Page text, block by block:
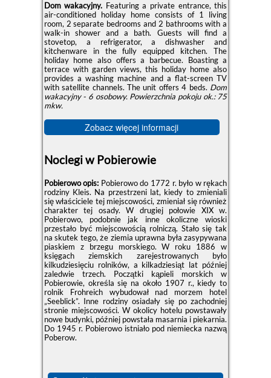
Dom wakacyjny. Featuring a private entrance, this
air-conditioned holiday home consists of 1 living
room, 2 separate bedrooms and 2 bathrooms with a
walk-in shower and a bath. Guests will find a
stovetop, a refrigerator, a dishwasher and
kitchenware in the fully equipped kitchen. The
holiday home also offers a barbecue. Boasting a
terrace with garden views, this holiday home also
provides a washing machine and a flat-screen TV
with satellite channels. The unit offers 4 beds. Dom
wakacyjny - 6 osobowy. Powierzchnia pokoju ok.: 75
mkw.
Zobacz więcej informacji
Noclegi w Pobierowie
Pobierowo opis: Pobierowo do 1772 r. było w rękach
rodziny Kleis. Na przestrzeni lat, kiedy to zmieniali
się właściciele tej miejscowości, zmieniał się również
charakter tej osady. W drugiej połowie XIX w.
Pobierowo, podobnie jak inne okoliczne wioski
przestało być miejscowością rolniczą. Stało się tak
na skutek tego, że ziemia uprawna była zasypywana
piaskiem z brzegu morskiego. W roku 1886 w
księgach ziemskich zarejestrowanych było
kilkudziesięciu rolników, a kilkadziesiąt lat później
zaledwie trzech. Początki kąpieli morskich w
Pobierowie, określa się na około 1907 r., kiedy to
rolnik Frohreich wybudował nad morzem hotel
„Seeblick”. Inne rodziny osiadały się po zachodniej
stronie miejscowości. W okolicy hotelu powstawały
nowe budynki, później powstała masarnia i piekarnia.
Do 1945 r. Pobierowo istniało pod niemiecka nazwą
Poberow.